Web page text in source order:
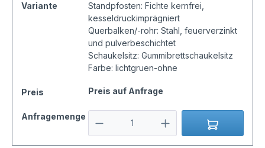
Variante
Standpfosten: Fichte kernfrei,
kesseldruckimprägniert
Querbalken/-rohr: Stahl, feuerverzinkt
und pulverbeschichtet
Schaukelsitz: Gummibrettschaukelsitz
Farbe: lichtgruen-ohne
Preis Preis auf Anfrage
Anfragemenge